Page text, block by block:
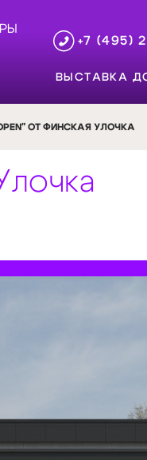
+7 (495)
ВЫСТАВКА
ОТ ФИНСКАЯ УЛОЧКА